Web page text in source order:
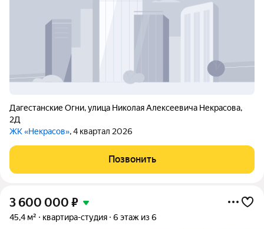
Дагестанские Огни,улица Николая Алексеевича Некрасова,
2Д
ЖК «Некрасов», 4 квартал 2026
Позвонить
3 600 000 ₽
45,4 м² квартира-студия 6 этаж из 6